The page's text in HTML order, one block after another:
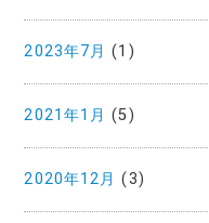
2023年7月 (1)
2021年1月 (5)
2020年12月 (3)